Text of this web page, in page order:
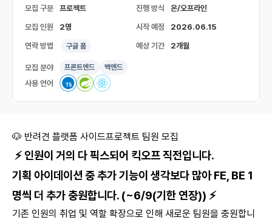
모집 구분 프로젝트 진행 방식 온/오프라인
모집 인원 2명 시작 예정 2026.06.15
연락 방법 구글 폼 예상 기간 2개월
모집 분야 프론트엔드 백엔드
사용 언어
🐶 반려견 플랫폼 사이드프로젝트 팀원 모집
⚡ 인원이 거의 다 픽스되어 킥오프 직전입니다.
기획 아이데이션 중 추가 기능이 생각보다 많아 FE, BE 1
명씩 더 추가 충원합니다. (~6/9(기한 연장)) ⚡
기존 인원의 취업 및 역할 확장으로 인해 새로운 팀원을 충원합니